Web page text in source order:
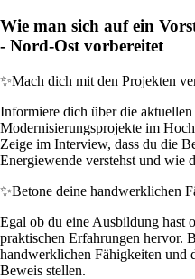
Wie man sich auf ein
- Nord-Ost vorbereitet
✨Mach dich mit den Projekten
Informiere dich über die
Modernisierungsprojekte im
Zeige im Interview, dass du die
Energiewende verstehst und wie
✨Betone deine handwerklichen
Egal ob du eine Ausbildung hast
praktischen Erfahrungen hervor.
handwerklichen Fähigkeiten und
Beweis stellen.